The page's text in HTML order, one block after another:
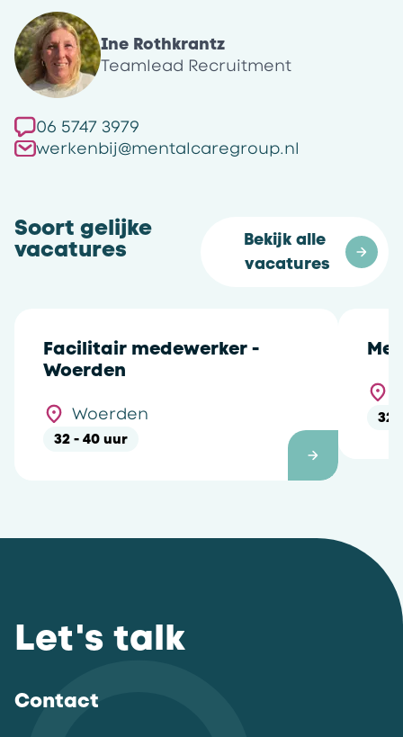
Ine Rothkrantz
Teamlead Recruitment
06 5747 3979
werkenbij@mentalcaregroup.nl
Soort gelijke
vacatures
Bekijk alle
vacatures
Facilitair medewerker -
Woerden
Woerden
32 - 40 uur
32
Let's talk
Contact